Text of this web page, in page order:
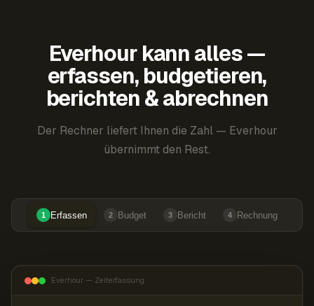
Everhour kann alles —
erfassen, budgetieren,
berichten & abrechnen
Der Rechner liefert Ihnen die Zahl — Everhour
übernimmt den Rest.
1 Erfassen 2 Budget 3 Bericht 4 Rechnung
Everhour — Zeiterfassung